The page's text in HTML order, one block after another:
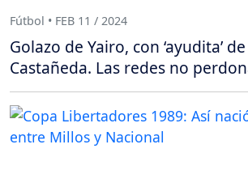
Fútbol • FEB 11 / 2024
Golazo de Yairo, con ‘ayudita’
Castañeda. Las redes no